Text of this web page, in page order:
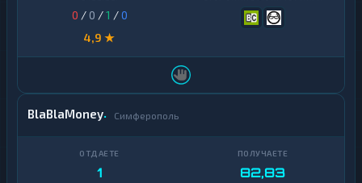
0 / 0 /1 /0
4,9 ★
BlaBlaMoney Симферополь
1 82,83